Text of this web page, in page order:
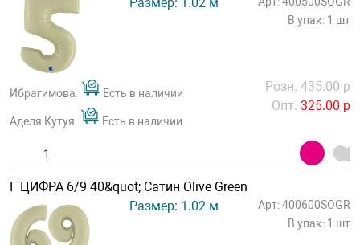
В упак: 1 шт
Ибрагимова: Есть в наличии
Аделя Кутуя: Есть в наличии
Розн. 435.00 р
Опт. 325.00 р
Г ЦИФРА 6/9 40&quot; Сатин Olive Green
Размер: 1.02 м
Арт: 400600SOGR
В упак: 1 шт